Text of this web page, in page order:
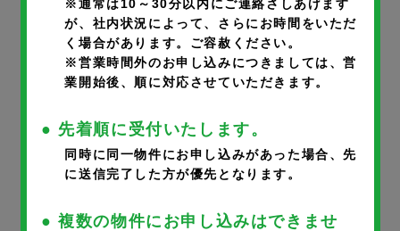
部屋番号※
申込者氏名※
※通常は10～30分以内にご連絡さしあげます
が、社内状況によって、さらにお時間をいただ
く場合があります。ご容赦ください。
※営業時間外のお申し込みにつきましては、営
業開始後、順に対応させていただきます。
● 先着順に受付いたします。
同時に同一物件にお申し込みがあった場合、先
に送信完了した方が優先となります。
● 複数の物件にお申し込みはできませ